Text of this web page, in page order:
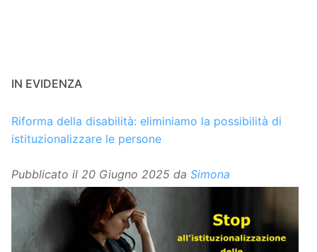
IN EVIDENZA
Riforma della disabilità: eliminiamo la possibilità di
istituzionalizzare le persone
Pubblicato il 20 Giugno 2025 da Simona